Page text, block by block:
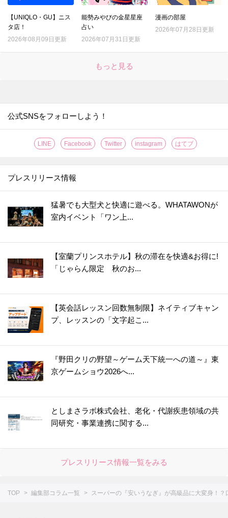
【UNIQLO・GU】ニス
タ店！
2026年08月09日更新
能勢みやびの金星星座
占い
2026年07月31日更新
漫画の部屋
2026年07月28日更新
もっと見る
公式SNSをフォローしよう！
LINE Facebook Twitter instagram はてブ
プレスリリース情報
猛暑でも大型犬と快適に遊べる。WHATAWONが
室内イベント「ワン上...
【室蘭プリンスホテル】秋の滞在を快適&お得に!
「じゃらん限定 秋のお...
【英会話レッスン回数無制限】ネイティブキャン
プ、レッスンの「文字起こ...
『野田クリの野望～ゲーム天下統一への道～』東
京ゲームショウ2026へ...
としまさラボ株式会社、老化・代謝疾患領域の共
同研究・事業連携に関する...
プレスリリース情報一覧をみる
TOP 編集部コラム一覧 スーパーの『安いうなぎ』が高級品に大変身！